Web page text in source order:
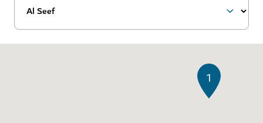
1